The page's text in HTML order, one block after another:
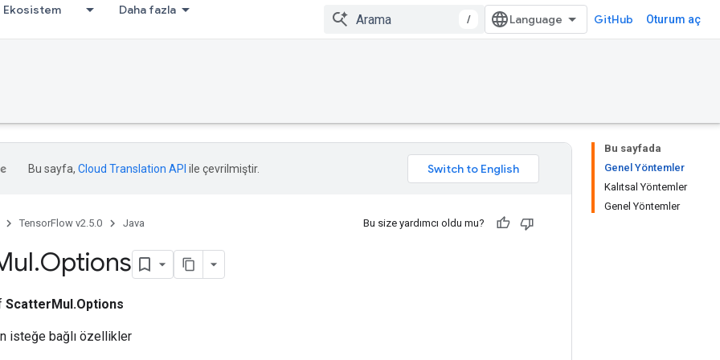
Ekosistem Daha fazla
/ GitHub Oturum aç
Bu sayfada
Genel Yöntemler
Kalıtsal Yöntemler
Genel Yöntemler
Bu sayfa, Cloud Translation API ile çevrilmiştir.
TensorFlow v2.5.0 Java Bu size yardımcı oldu mu?
.Options
ScatterMul.Options
isteğe bağlı özellikler